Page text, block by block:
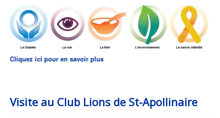
Cliquez ici pour en savoir plus
Visite au Club Lions de St-Apollinaire